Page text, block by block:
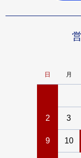
日 月
2 3
9 10